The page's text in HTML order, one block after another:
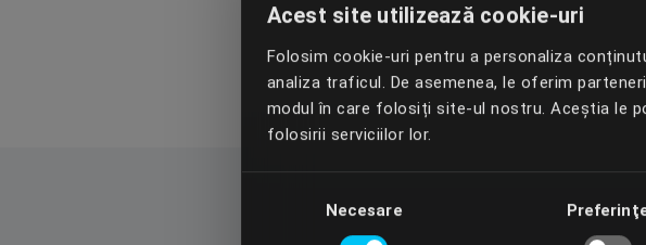
Acest site utilizează cookie-uri
Folosim cookie-uri pentru a personaliza
analiza traficul. De asemenea, le oferim
modul în care folosiți site-ul nostru. Aceștia le
folosirii serviciilor lor.
consimțământului
Necesare